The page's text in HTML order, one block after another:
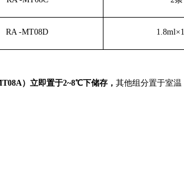
RA -MT08D
）立即置于2~8℃下储存，其他组分置于室